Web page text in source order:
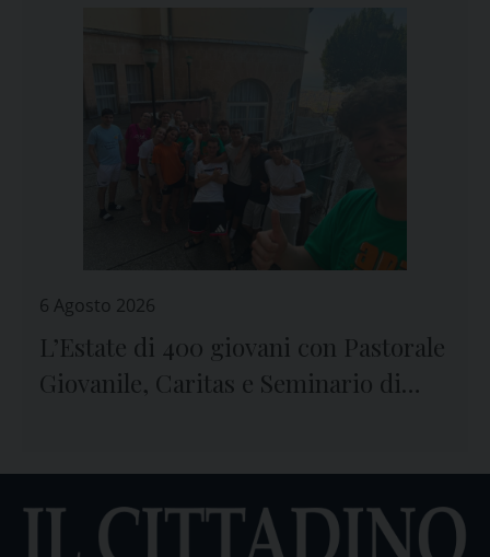
6 Agosto 2026
L’Estate di 400 giovani con Pastorale
Giovanile, Caritas e Seminario di